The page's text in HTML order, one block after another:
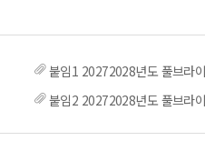
붙임1 20272028년도 풀브라
붙임2 20272028년도 풀브라